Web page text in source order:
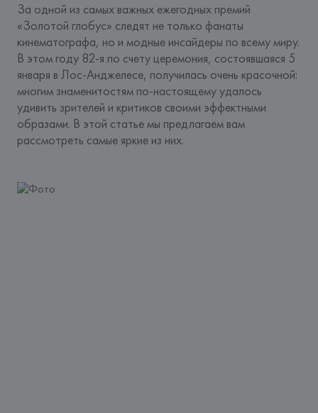
За одной из самых важных ежегодных премий
«Золотой глобус» следят не только фанаты
кинематографа, но и модные инсайдеры по всему миру.
В этом году 82-я по счету церемония, состоявшаяся 5
января в Лос-Анджелесе, получилась очень красочной:
многим знаменитостям по-настоящему удалось
удивить зрителей и критиков своими эффектными
образами. В этой статье мы предлагаем вам
рассмотреть самые яркие из них.